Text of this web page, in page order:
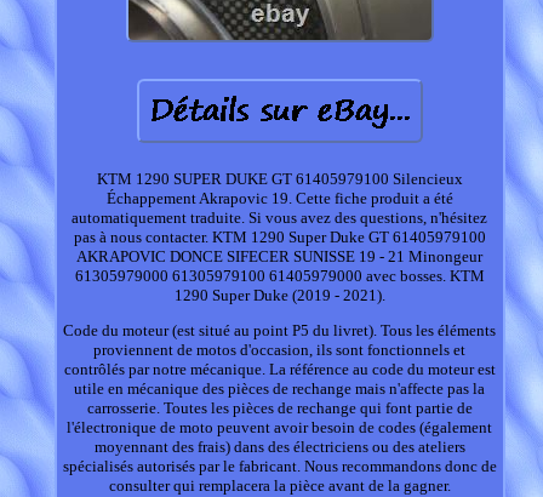
KTM 1290 SUPER DUKE GT 61405979100 Silencieux
Échappement Akrapovic 19. Cette fiche produit a été
automatiquement traduite. Si vous avez des questions, n'hésitez
pas à nous contacter. KTM 1290 Super Duke GT 61405979100
AKRAPOVIC DONCE SIFECER SUNISSE 19 - 21 Minongeur
61305979000 61305979100 61405979000 avec bosses. KTM
1290 Super Duke (2019 - 2021).
Code du moteur (est situé au point P5 du livret). Tous les éléments
proviennent de motos d'occasion, ils sont fonctionnels et
contrôlés par notre mécanique. La référence au code du moteur est
utile en mécanique des pièces de rechange mais n'affecte pas la
carrosserie. Toutes les pièces de rechange qui font partie de
l'électronique de moto peuvent avoir besoin de codes (également
moyennant des frais) dans des électriciens ou des ateliers
spécialisés autorisés par le fabricant. Nous recommandons donc de
consulter qui remplacera la pièce avant de la gagner.